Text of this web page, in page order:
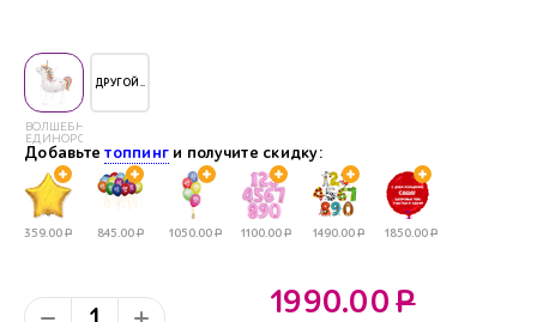
ВОЛШЕБНЫЙ
ЕДИНОРОГ
ДРУГОЙ..
Добавьтетоппинг и получите скидку:
359.00Р 845.00Р 1050.00Р 1100.00Р 1490.00Р 1850.00Р
1990.00Р